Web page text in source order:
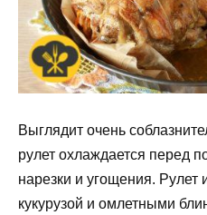
Выглядит очень
рулет охлаждается перед
нарезки и угощения. Рулет
кукурузой и омлетными